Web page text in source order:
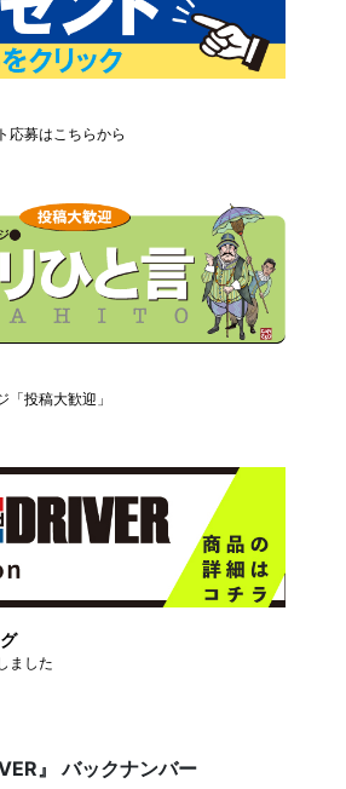
応募はこちらから
投稿大歓迎」
ました
』 バックナンバー